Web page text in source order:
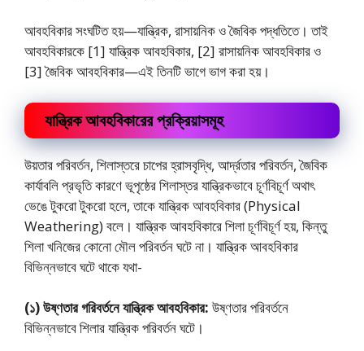
আবহবিকার সংঘটিত হয়—যান্ত্রিক, রাসায়নিক ও জৈবিক পদ্ধতিতে। তাই
আবহবিকারকে [1] যান্ত্রিক আবহবিকার, [2] রাসায়নিক আবহবিকার ও
[3] জৈবিক আবহবিকার—এই তিনটি ভাগে ভাগ করা হয়।
যান্ত্রিক আবহবিকারের প্রক্রিয়াসমূহ
উয়তার পরিবর্তন, শিলাস্তরে চাপের হ্রাসবৃদ্ধি, আর্দ্রতার পরিবর্তন, জৈবিক
কার্যাবলি প্রভৃতি কারণে ভূপৃষ্ঠের শিলাস্তর যান্ত্রিকভাবে চূর্ণবিচূর্ণ অথাৎ
ভেঙে টুকরাে টুকরাে হলে, তাকে যান্ত্রিক আবহবিকার (Physical
Weathering) বলে। যান্ত্রিক আবহবিকারে শিলা চূর্ণবিচূর্ণ হয়, কিন্তু
শিলা খনিজের কোনাে মৌল পরিবর্তন ঘটে না। যান্ত্রিক আবহবিকার
বিভিন্নভাবে ঘটে থাকে যথা-
(১) উষ্ণতার গরিবর্তনে যান্ত্রিক আবহবিকার: উষ্ণতার পরিবর্তনে
বিভিন্নভাবে শিলার যান্ত্রিক পরিবর্তন ঘটে।